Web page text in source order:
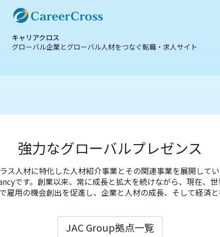
キャリアクロス
グローバル企業とグローバル人材をつなぐ転職・求人サイト
強力なグローバルプレゼンス
ス人材に特化した人材紹介事業とその関連事業を展開して
です。創業以来、常に成長と拡大を続けながら、現在、
雇用の機会創出を促進し、企業と人材の成長、そして経済
JAC Group拠点一覧